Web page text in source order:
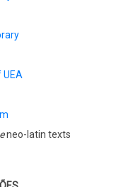
neo-latin texts